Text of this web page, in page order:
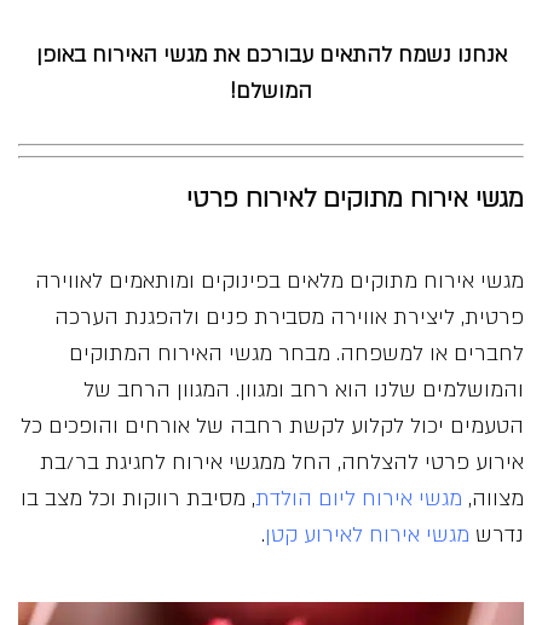
אנחנו נשמח להתאים עבורכם את מגשי האירוח באופן
המושלם!
מגשי אירוח מתוקים לאירוח פרטי
מגשי אירוח מתוקים מלאים בפינוקים ומותאמים לאווירה
פרטית, ליצירת אווירה מסבירת פנים ולהפגנת הערכה
לחברים או למשפחה. מבחר מגשי האירוח המתוקים
והמושלמים שלנו הוא רחב ומגוון. המגוון הרחב של
הטעמים יכול לקלוע לקשת רחבה של אורחים והופכים כל
אירוע פרטי להצלחה, החל ממגשי אירוח לחגיגת בר/בת
מצווה, מגשי אירוח ליום הולדת, מסיבת רווקות וכל מצב בו
נדרש מגשי אירוח לאירוע קטן.